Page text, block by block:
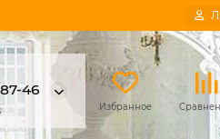
46
Избранное